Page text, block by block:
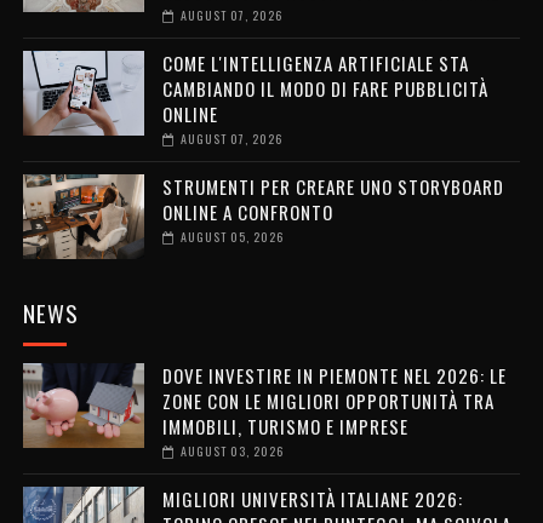
AUGUST 07, 2026
COME L'INTELLIGENZA ARTIFICIALE STA
CAMBIANDO IL MODO DI FARE PUBBLICITÀ
ONLINE
AUGUST 07, 2026
STRUMENTI PER CREARE UNO STORYBOARD
ONLINE A CONFRONTO
AUGUST 05, 2026
NEWS
DOVE INVESTIRE IN PIEMONTE NEL 2026: LE
ZONE CON LE MIGLIORI OPPORTUNITÀ TRA
IMMOBILI, TURISMO E IMPRESE
AUGUST 03, 2026
MIGLIORI UNIVERSITÀ ITALIANE 2026: